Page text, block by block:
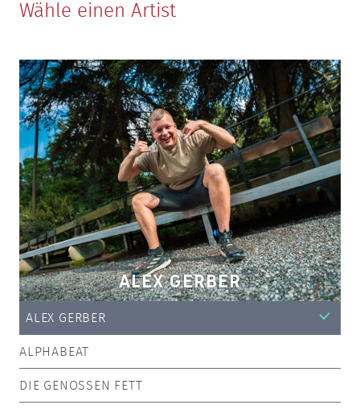
ALEX GERBER
ALPHABEAT
DIE GENOSSEN FETT
ALEX GERBER
Wähle einen Artist